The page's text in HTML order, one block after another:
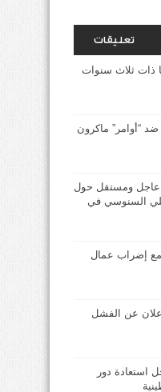
تعليقات
ذات ثلاث سنوات
“أوامر” ماكرون
عاجل ومستقل حول
السنوسي في
إضراب عمال
عن الفشل
استعادة دور